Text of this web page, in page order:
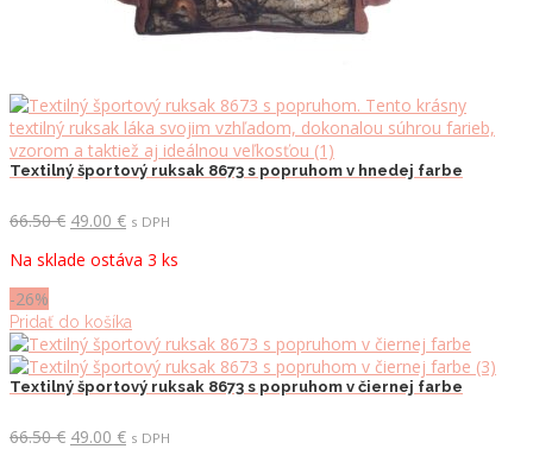
Textilný športový ruksak 8673 s popruhom v hnedej farbe
66.50€ Pôvodná
bola:
49.00 €Aktuálna
je:
s DPH
Na sklade ostáva 3 ks
-26%
Pridať do košíka
Textilný športový ruksak 8673 s popruhom v čiernej farbe
66.50€ Pôvodná
49.00 €Aktuálna
s DPH